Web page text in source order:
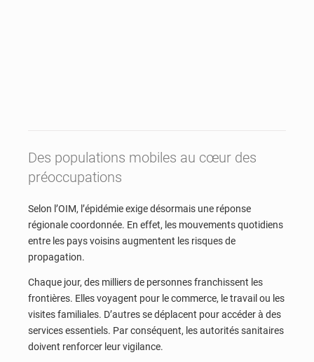
Des populations mobiles au cœur des
préoccupations
Selon l’OIM, l’épidémie exige désormais une réponse
régionale coordonnée. En effet, les mouvements quotidiens
entre les pays voisins augmentent les risques de
propagation.
Chaque jour, des milliers de personnes franchissent les
frontières. Elles voyagent pour le commerce, le travail ou les
visites familiales. D’autres se déplacent pour accéder à des
services essentiels. Par conséquent, les autorités sanitaires
doivent renforcer leur vigilance.